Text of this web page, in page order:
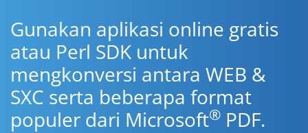
Gunakan aplikasi online gratis
atau Perl SDK untuk
mengkonversi antara WEB &
SXC serta beberapa format
populer dari Microsoft® PDF.